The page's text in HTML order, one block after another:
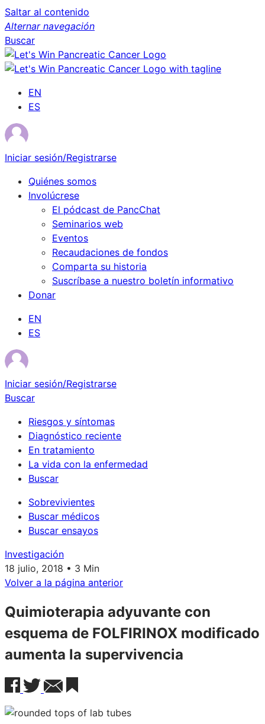
Saltar al contenido
Alternar navegación
Buscar
EN
ES
Iniciar sesión/Registrarse
Quiénes somos
Involúcrese
El pódcast de PancChat
Seminarios web
Eventos
Recaudaciones de fondos
Comparta su historia
Suscríbase a nuestro boletín informativo
Donar
EN
ES
Iniciar sesión/Registrarse
Buscar
Riesgos y síntomas
Diagnóstico reciente
En tratamiento
La vida con la enfermedad
Buscar
Sobrevivientes
Buscar médicos
Buscar ensayos
Investigación
18 julio, 2018 • 3 Min
Volver a la página anterior
Quimioterapia adyuvante con
esquema de FOLFIRINOX modificado
aumenta la supervivencia